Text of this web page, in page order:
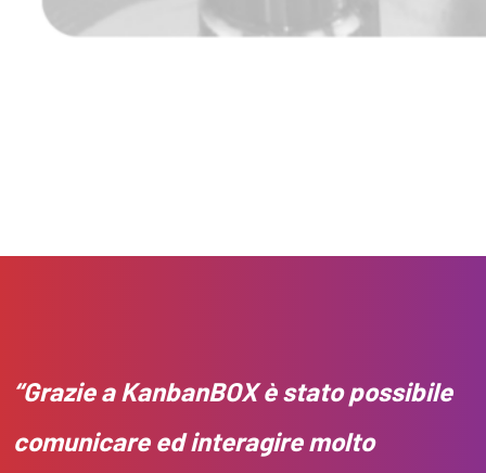
“Grazie a KanbanBOX è stato possibile
comunicare ed interagire molto